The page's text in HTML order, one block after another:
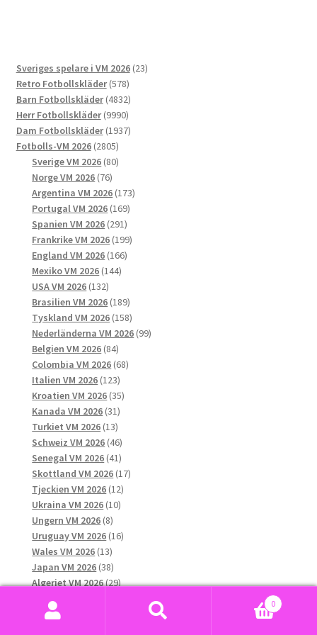
Sveriges spelare i VM 2026 2323
Retro Fotbollskläder 578578
produkter
Barn Fotbollskläder 48324832
produkter
Herr Fotbollskläder 99909990
produkter
Dam Fotbollskläder 19371937
Fotbolls-VM 2026 28052805
produkter
Sverige VM 2026 8080
Norge VM 2026 7676
produkter
Argentina VM 2026 173173
Portugal VM 2026 169169
Spanien VM 2026 291291
produkter
Frankrike VM 2026 199199
England VM 2026 166166
Mexiko VM 2026 144144
USA VM 2026 132132
produkter
Brasilien VM 2026 189189
produkter
Tyskland VM 2026 158158
produkter
Nederländerna VM 2026 9999
Belgien VM 2026 8484
produkter
Colombia VM 2026 6868
Italien VM 2026 123123
produkter
Kroatien VM 2026 3535
Kanada VM 2026 3131
produkter
Turkiet VM 2026 1313
produkter
Schweiz VM 2026 4646
produkter
Senegal VM 2026 4141
produkter
Skottland VM 2026 1717
Tjeckien VM 2026 1212
Ukraina VM 2026 1010
Ungern VM 2026 88
produkter
Uruguay VM 2026 1616
Wales VM 2026 1313
produkter
Japan VM 2026 3838
produkter
Algeriet VM 2026 2929
Chile VM 2026
Grekland VM 2026
0